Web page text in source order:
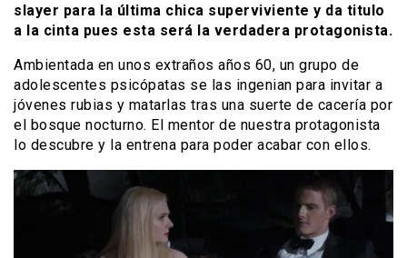
slayer para la última chica superviviente y da titulo
a la cinta pues esta será la verdadera protagonista.
Ambientada en unos extraños años 60, un grupo de
adolescentes psicópatas se las ingenian para invitar a
jóvenes rubias y matarlas tras una suerte de cacería por
el bosque nocturno. El mentor de nuestra protagonista
lo descubre y la entrena para poder acabar con ellos.